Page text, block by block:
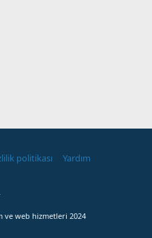
politikası
Yardım
ve web hizmetleri 2024